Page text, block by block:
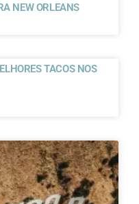
NEW ORLEANS
TACOS NOS